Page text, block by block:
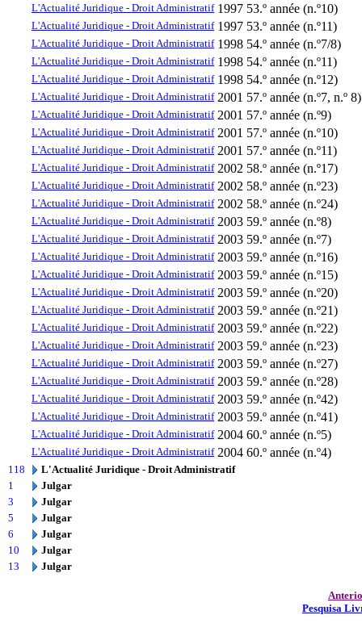
L'Actualité Juridique - Droit Administratif 1997 53.º année (n.º10)
L'Actualité Juridique - Droit Administratif 1997 53.º année (n.º11)
L'Actualité Juridique - Droit Administratif 1998 54.º année (n.º7/8)
L'Actualité Juridique - Droit Administratif 1998 54.º année (n.º11)
L'Actualité Juridique - Droit Administratif 1998 54.º année (n.º12)
L'Actualité Juridique - Droit Administratif 2001 57.º année (n.º7, n.º 8)
L'Actualité Juridique - Droit Administratif 2001 57.º année (n.º9)
L'Actualité Juridique - Droit Administratif 2001 57.º année (n.º10)
L'Actualité Juridique - Droit Administratif 2001 57.º année (n.º11)
L'Actualité Juridique - Droit Administratif 2002 58.º année (n.º17)
L'Actualité Juridique - Droit Administratif 2002 58.º année (n.º23)
L'Actualité Juridique - Droit Administratif 2002 58.º année (n.º24)
L'Actualité Juridique - Droit Administratif 2003 59.º année (n.º8)
L'Actualité Juridique - Droit Administratif 2003 59.º année (n.º7)
L'Actualité Juridique - Droit Administratif 2003 59.º année (n.º16)
L'Actualité Juridique - Droit Administratif 2003 59.º année (n.º15)
L'Actualité Juridique - Droit Administratif 2003 59.º année (n.º20)
L'Actualité Juridique - Droit Administratif 2003 59.º année (n.º21)
L'Actualité Juridique - Droit Administratif 2003 59.º année (n.º22)
L'Actualité Juridique - Droit Administratif 2003 59.º année (n.º23)
L'Actualité Juridique - Droit Administratif 2003 59.º année (n.º27)
L'Actualité Juridique - Droit Administratif 2003 59.º année (n.º28)
L'Actualité Juridique - Droit Administratif 2003 59.º année (n.º42)
L'Actualité Juridique - Droit Administratif 2003 59.º année (n.º41)
L'Actualité Juridique - Droit Administratif 2004 60.º année (n.º5)
L'Actualité Juridique - Droit Administratif 2004 60.º année (n.º4)
118
L'Actualité Juridique - Droit Administratif
1
Julgar
3
Julgar
5
Julgar
6
Julgar
10
Julgar
13
Julgar
Pesquisa